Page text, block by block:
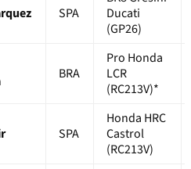
SPA
Ducati
(GP26)
BRA
Pro Honda
LCR
(RC213V)*
SPA
Honda HRC
Castrol
(RC213V)